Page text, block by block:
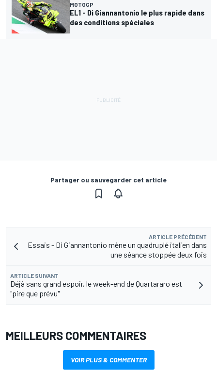
MOTOGP
EL1 - Di Giannantonio le plus rapide dans
des conditions spéciales
Partager ou sauvegarder cet article
ARTICLE PRÉCÉDENT
Essais - Di Giannantonio mène un quadruplé italien dans
une séance stoppée deux fois
ARTICLE SUIVANT
Déjà sans grand espoir, le week-end de Quartararo est
"pire que prévu"
MEILLEURS COMMENTAIRES
VOIR PLUS & COMMENTER